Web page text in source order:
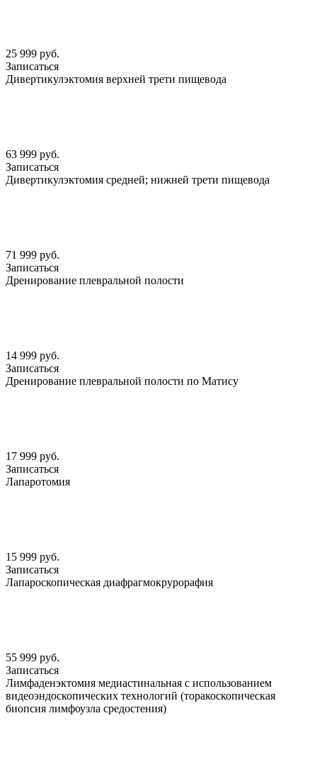
25 999 руб.
Записаться
Дивертикулэктомия верхней трети пищевода
63 999 руб.
Записаться
Дивертикулэктомия средней; нижней трети пищевода
71 999 руб.
Записаться
Дренирование плевральной полости
14 999 руб.
Записаться
Дренирование плевральной полости по Матису
17 999 руб.
Записаться
Лапаротомия
15 999 руб.
Записаться
Лапароскопическая диафрагмокрурорафия
55 999 руб.
Записаться
Лимфаденэктомия медиастинальная с использованием
видеоэндоскопических технологий (торакоскопическая
биопсия лимфоузла средостения)